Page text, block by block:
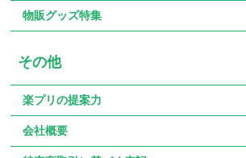
物販グッズ特集
その他
楽プリの提案力
会社概要